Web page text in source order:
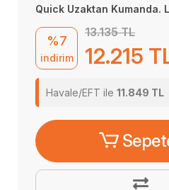
Quick Uzaktan Kumanda.
%7
indirim
13.135 TL
12.215
Havale/EFT ile 11.849 TL